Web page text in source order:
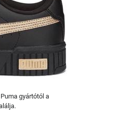
gyártótól a